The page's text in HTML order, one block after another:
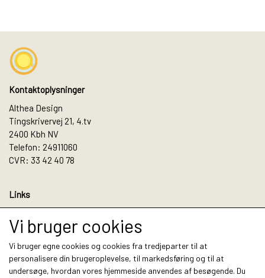
Kontaktoplysninger
Althea Design
Tingskrivervej 21, 4.tv
2400 Kbh NV
Telefon: 24911060
CVR: 33 42 40 78
Links
Cookies
Fortrydelse og reklamation
Kunde login
Om os
Vi bruger cookies
Vi bruger egne cookies og cookies fra tredjeparter til at
personalisere din brugeroplevelse, til markedsføring og til at
undersøge, hvordan vores hjemmeside anvendes af besøgende. Du